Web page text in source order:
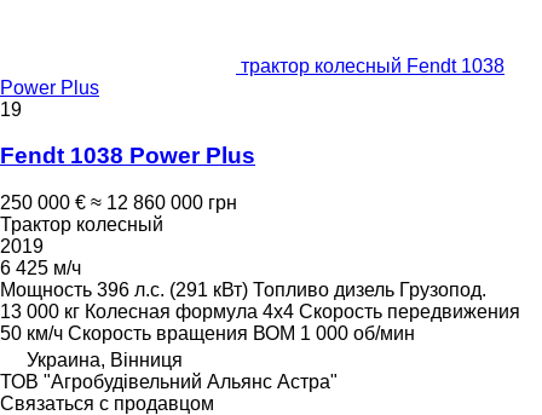
трактор колесный Fendt 1038
Power Plus
19
Fendt 1038 Power Plus
250 000 € ≈ 12 860 000 грн
Трактор колесный
2019
6 425 м/ч
Мощность 396 л.с. (291 кВт) Топливо дизель Грузопод.
13 000 кг Колесная формула 4x4 Скорость передвижения
50 км/ч Скорость вращения ВОМ 1 000 об/мин
Украина, Вінниця
ТОВ "Агробудівельний Альянс Астра"
Связаться с продавцом